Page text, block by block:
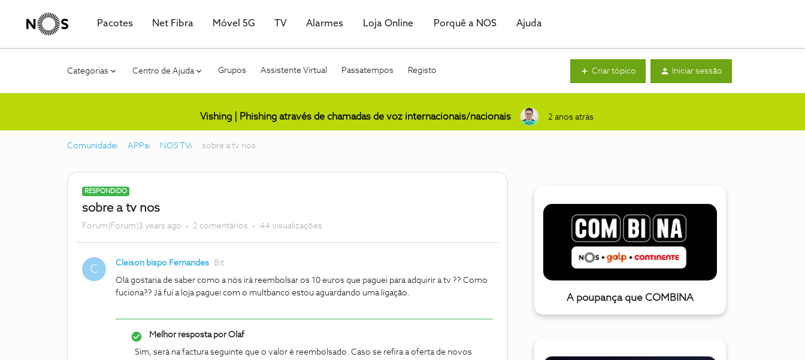
Pacotes Net Fibra Móvel 5G TV Alarmes Loja Online Porquê a NOS Ajuda
Categorias Centro de Ajuda Grupos Assistente Virtual Passatempos Registo Criar tópico Iniciar sessão
Vishing | Phishing através de chamadas de voz internacionais/nacionais 2 anos atrás
Comunidade APPs NOS TV sobre a tv nos
RESPONDIDO
sobre a tv nos
Forum|Forum|3 years ago 2 comentários 44 visualizações
C Cleison bispo Fernandes Bit
Olá gostaria de saber como a nós irá reembolsar os 10 euros que paguei para adquirir a tv ?? Como
fuciona?? Já fui a loja paguei com o multbanco estou aguardando uma ligação.
Melhor resposta porOlaf
Sim, será na factura seguinte que o valor é reembolsado. Caso se refira a oferta de novos
A poupança que COMBINA